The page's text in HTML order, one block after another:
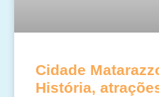
Cidade
História,